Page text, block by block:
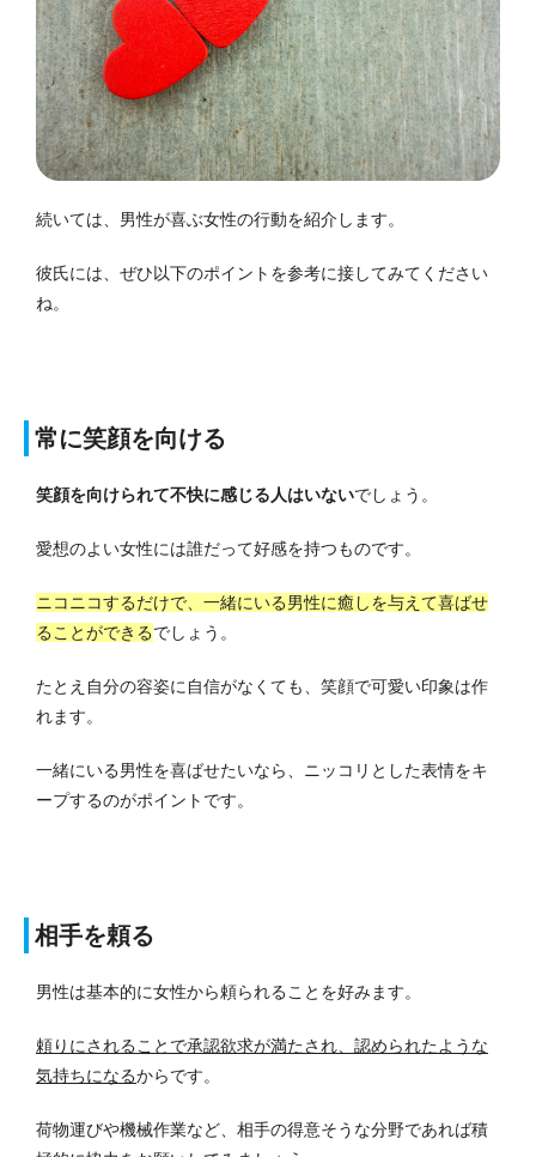
続いては、男性が喜ぶ女性の行動を紹介します。
彼氏には、ぜひ以下のポイントを参考に接してみてください
ね。
常に笑顔を向ける
笑顔を向けられて不快に感じる人はいないでしょう。
愛想のよい女性には誰だって好感を持つものです。
ニコニコするだけで、一緒にいる男性に癒しを与えて喜ばせ
ることができるでしょう。
たとえ自分の容姿に自信がなくても、笑顔で可愛い印象は作
れます。
一緒にいる男性を喜ばせたいなら、ニッコリとした表情をキ
ープするのがポイントです。
相手を頼る
男性は基本的に女性から頼られることを好みます。
頼りにされることで承認欲求が満たされ、認められたような
気持ちになるからです。
荷物運びや機械作業など、相手の得意そうな分野であれば積